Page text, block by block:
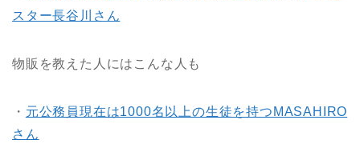
スター長谷川さん
物販を教えた人にはこんな人も
・ 元公務員現在は1000名以上の生徒を持つMASAHIRO
さん